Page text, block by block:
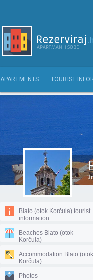
APARTMENTS TOURIST
Blato (otok Korčula) tourist
information
Beaches Blato (otok
Korčula)
Accommodation Blato (otok
Korčula)
Photos